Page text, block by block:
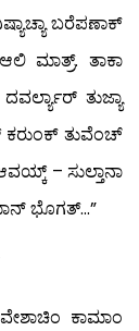
ಬರೆಪಣಾಕ್
ಮಾತ್ರ್. ತಾಕಾ
ತುಜ್ಯಾ
ತುವೆಂಚ್
– ಸುಲ್ತಾನಾ
ಭೊಗತ್…”
ಕಾಮಾಂ